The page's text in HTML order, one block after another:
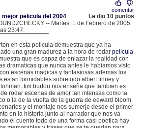
comentar
mejor pelicula del 2004
Le dio 10 puntos
-- Martes, 1 de Febrero de 2005
23:47.
en esta pelicula demuestra que ya ha
una gran madurez a la hora de rodar pelicula
que es capaz de enlazar la realidad con
dramaticas que nunca antes le habiamos visto
escenas magicas y fantasiosas ademas los
estan formidables sobretodo albert finney y
tim burton nos enseña que tambien es
rodar escenas de amor tan intensas como la
o la de la vuelta de la guerra de edward bloom.
y el montaje nos sumerje desde el primer
en la historia junto al narrador que nos va
el cuento todo de una forma casi poetica hay